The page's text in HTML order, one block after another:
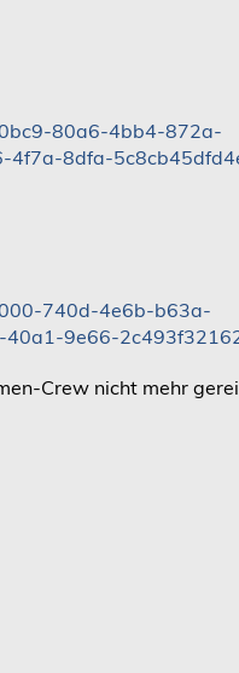
80a6-4bb4-872a-
4f7a-8dfa-
740d-4e6b-b63a-
40a1-9e66-
Crew nicht mehr